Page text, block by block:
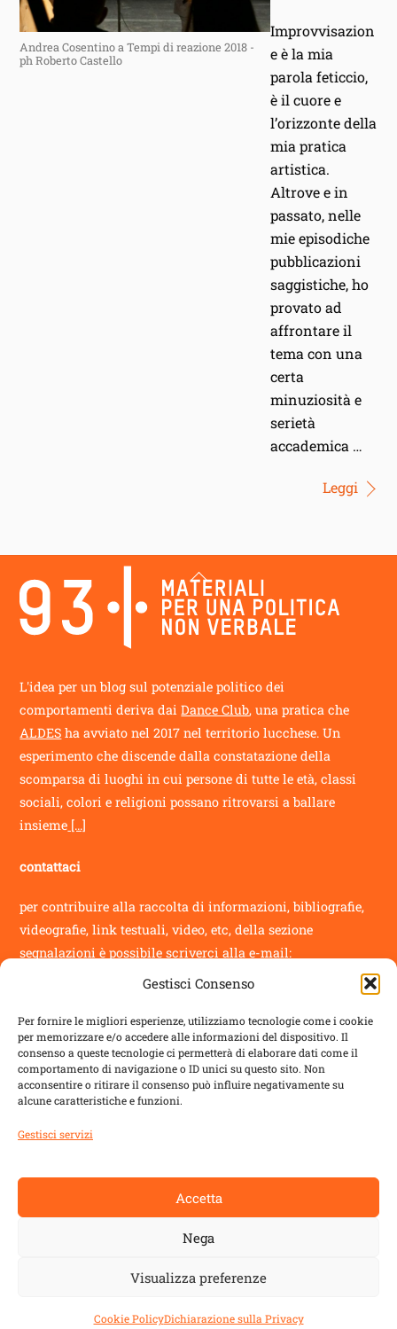
Gestisci Consenso
Per fornire le migliori esperienze, utilizziamo tecnologie come i cookie
per memorizzare e/o accedere alle informazioni del dispositivo. Il
consenso a queste tecnologie ci permetterà di elaborare dati come il
comportamento di navigazione o ID unici su questo sito. Non
acconsentire o ritirare il consenso può influire negativamente su
alcune caratteristiche e funzioni.
Gestisci servizi
Accetta
Nega
Visualizza preferenze
Cookie PolicyDichiarazione sulla Privacy
Andrea Cosentino a Tempi di reazione 2018 -
ph Roberto Castello
Improvvisazion
e è la mia
parola feticcio,
è il cuore e
l’orizzonte della
mia pratica
artistica.
Altrove e in
passato, nelle
mie episodiche
pubblicazioni
saggistiche, ho
provato ad
affrontare il
tema con una
certa
minuziosità e
serietà
accademica …
Leggi
Back
To
Top
L'idea per un blog sul potenziale politico dei
comportamenti deriva daiDance Club, una pratica che
ALDES ha avviato nel 2017 nel territorio lucchese. Un
esperimento che discende dalla constatazione della
scomparsa di luoghi in cui persone di tutte le età, classi
sociali, colori e religioni possano ritrovarsi a ballare
insieme [...]
contattaci
per contribuire alla raccolta di informazioni, bibliografie,
videografie, link testuali, video, etc, della sezione
segnalazioniè possibile scriverci alla e-mail:
info@novantatrepercento.it
sostenitori
il blog è un progetto sostenuto da
Regione Toscana
Fondazione Cassa di Risparmio di Lucca
Dichiarazione sulla privacy-Cookie Policy